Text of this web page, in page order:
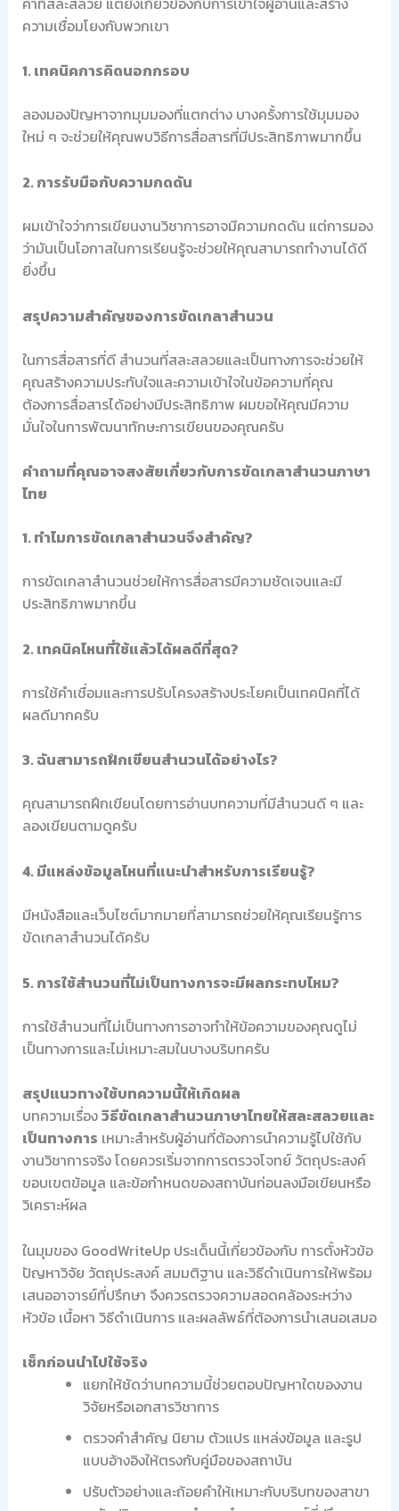
ความเชื่อมโยงกับพวกเขา
1. เทคนิคการคิดนอกกรอบ
ลองมองปัญหาจากมุมมองที่แตกต่าง บางครั้งการใช้มุมมอง
ใหม่ ๆ จะช่วยให้คุณพบวิธีการสื่อสารที่มีประสิทธิภาพมากขึ้น
2. การรับมือกับความกดดัน
ผมเข้าใจว่าการเขียนงานวิชาการอาจมีความกดดัน แต่การมอง
ว่ามันเป็นโอกาสในการเรียนรู้จะช่วยให้คุณสามารถทำงานได้ดี
ยิ่งขึ้น
สรุปความสำคัญของการขัดเกลาสำนวน
ในการสื่อสารที่ดี สำนวนที่สละสลวยและเป็นทางการจะช่วยให้
คุณสร้างความประทับใจและความเข้าใจในข้อความที่คุณ
ต้องการสื่อสารได้อย่างมีประสิทธิภาพ ผมขอให้คุณมีความ
มั่นใจในการพัฒนาทักษะการเขียนของคุณครับ
คำถามที่คุณอาจสงสัยเกี่ยวกับการขัดเกลาสำนวนภาษา
ไทย
1. ทำไมการขัดเกลาสำนวนจึงสำคัญ?
การขัดเกลาสำนวนช่วยให้การสื่อสารมีความชัดเจนและมี
ประสิทธิภาพมากขึ้น
2. เทคนิคไหนที่ใช้แล้วได้ผลดีที่สุด?
การใช้คำเชื่อมและการปรับโครงสร้างประโยคเป็นเทคนิคที่ได้
ผลดีมากครับ
3. ฉันสามารถฝึกเขียนสำนวนได้อย่างไร?
คุณสามารถฝึกเขียนโดยการอ่านบทความที่มีสำนวนดี ๆ และ
ลองเขียนตามดูครับ
4. มีแหล่งข้อมูลไหนที่แนะนำสำหรับการเรียนรู้?
มีหนังสือและเว็บไซต์มากมายที่สามารถช่วยให้คุณเรียนรู้การ
ขัดเกลาสำนวนได้ครับ
5. การใช้สำนวนที่ไม่เป็นทางการจะมีผลกระทบไหม?
การใช้สำนวนที่ไม่เป็นทางการอาจทำให้ข้อความของคุณดูไม่
เป็นทางการและไม่เหมาะสมในบางบริบทครับ
สรุปแนวทางใช้บทความนี้ให้เกิดผล
บทความเรื่องวิธีขัดเกลาสำนวนภาษาไทยให้สละสลวยและ
เป็นทางการ เหมาะสำหรับผู้อ่านที่ต้องการนำความรู้ไปใช้กับ
งานวิชาการจริง โดยควรเริ่มจากการตรวจโจทย์ วัตถุประสงค์
ขอบเขตข้อมูล และข้อกำหนดของสถาบันก่อนลงมือเขียนหรือ
วิเคราะห์ผล
ในมุมของ GoodWriteUp ประเด็นนี้เกี่ยวข้องกับ การตั้งหัวข้อ
ปัญหาวิจัย วัตถุประสงค์ สมมติฐาน และวิธีดำเนินการให้พร้อม
เสนออาจารย์ที่ปรึกษา จึงควรตรวจความสอดคล้องระหว่าง
หัวข้อ เนื้อหา วิธีดำเนินการ และผลลัพธ์ที่ต้องการนำเสนอเสมอ
เช็กก่อนนำไปใช้จริง
แยกให้ชัดว่าบทความนี้ช่วยตอบปัญหาใดของงาน
วิจัยหรือเอกสารวิชาการ
ตรวจคำสำคัญ นิยาม ตัวแปร แหล่งข้อมูล และรูป
แบบอ้างอิงให้ตรงกับคู่มือของสถาบัน
ปรับตัวอย่างและถ้อยคำให้เหมาะกับบริบทของสาขา